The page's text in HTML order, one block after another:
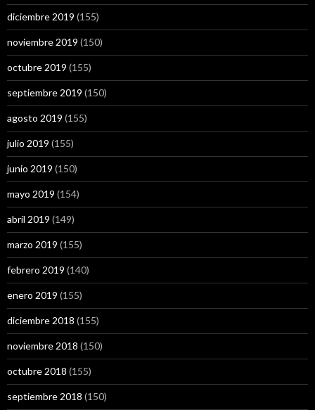
diciembre 2019 (155)
noviembre 2019 (150)
octubre 2019 (155)
septiembre 2019 (150)
agosto 2019 (155)
julio 2019 (155)
junio 2019 (150)
mayo 2019 (154)
abril 2019 (149)
marzo 2019 (155)
febrero 2019 (140)
enero 2019 (155)
diciembre 2018 (155)
noviembre 2018 (150)
octubre 2018 (155)
septiembre 2018 (150)